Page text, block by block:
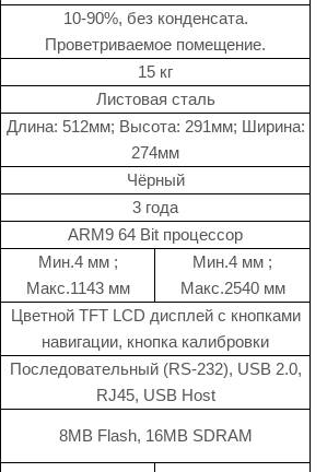
10-90%, без конденсата.
Проветриваемое помещение.
15 кг
Листовая сталь
Длина: 512мм; Высота: 291мм; Ширина:
274мм
Чёрный
3 года
ARM9 64 Bit процессор
Mин.4 мм ;
Mакс.1143 мм
Mин.4 мм ;
Mакс.2540 мм
Цветной TFT LCD дисплей с кнопками
навигации, кнопка калибровки
Последовательный (RS-232), USB 2.0,
RJ45, USB Host
8MB Flash, 16MB SDRAM